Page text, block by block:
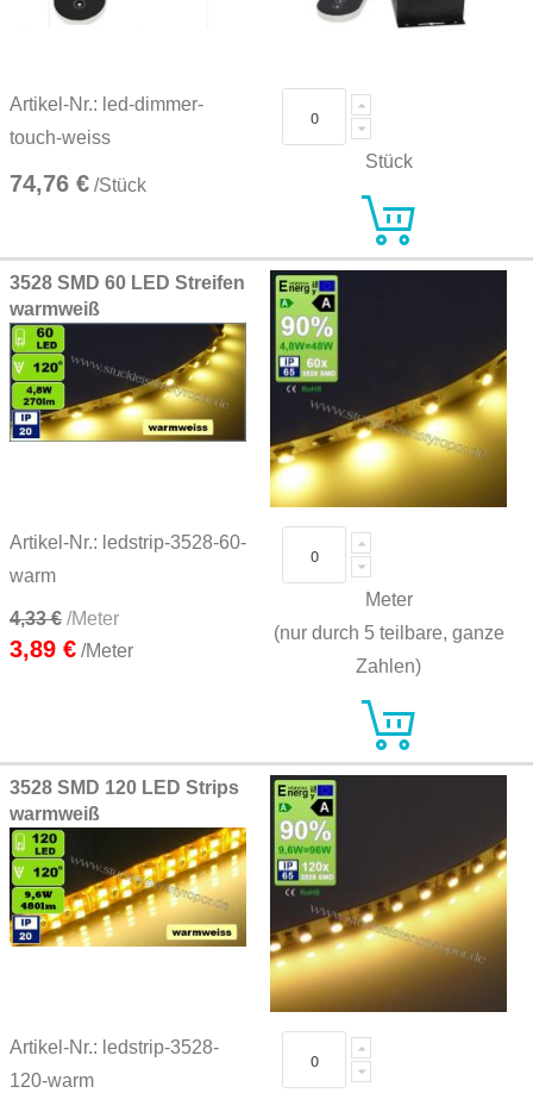
Artikel-Nr.: led-dimmer-
touch-weiss
74,76 € /Stück
Stück
3528 SMD 60 LED Streifen
warmweiß
Artikel-Nr.: ledstrip-3528-60-
warm
4,33 € /Meter
3,89 € /Meter
Meter
(nur durch 5 teilbare, ganze
Zahlen)
3528 SMD 120 LED Strips
warmweiß
Artikel-Nr.: ledstrip-3528-
120-warm